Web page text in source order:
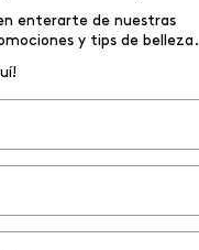
enterarte de nuestras
y tips de belleza.